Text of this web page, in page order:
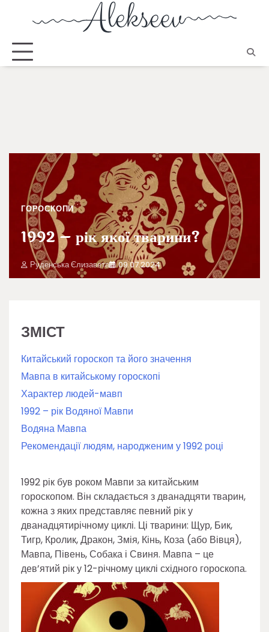
ГОРОСКОПИ
1992 – рік якої тварини?
Руденська Єлизавета 09.07.2024
ЗМІСТ
Китайський гороскоп та його значення
Мавпа в китайському гороскопі
Характер людей-мавп
1992 – рік Водяної Мавпи
Водяна Мавпа
Рекомендації людям, народженим у 1992 році
1992 рік був роком Мавпи за китайським
гороскопом. Він складається з дванадцяти тварин,
кожна з яких представляє певний рік у
дванадцятирічному циклі. Ці тварини: Щур, Бик,
Тигр, Кролик, Дракон, Змія, Кінь, Коза (або Вівця),
Мавпа, Півень, Собака і Свиня. Мавпа – це
дев’ятий рік у 12-річному циклі східного гороскопа.